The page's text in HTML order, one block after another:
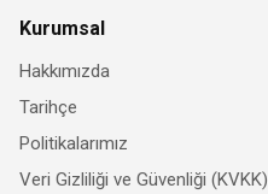
Kurumsal
Hakkımızda
Tarihçe
Politikalarımız
Veri Gizliliği ve Güvenliği (KVKK)